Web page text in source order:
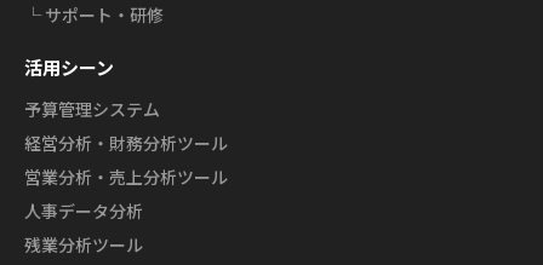
└ サポート・研修
活用シーン
予算管理システム
経営分析・財務分析ツール
営業分析・売上分析ツール
人事データ分析
残業分析ツール